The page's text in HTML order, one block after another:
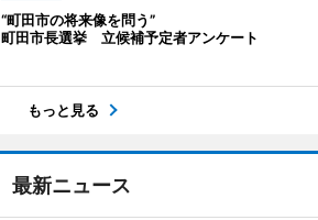
“町田市の将来像を問う”
町田市長選挙 立候補予定者アンケート
もっと見る
最新ニュース